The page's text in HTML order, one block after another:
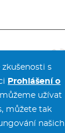
tel.:
fax:
zkušenosti s
Prohlášení o
užívat
můžete tak
našich